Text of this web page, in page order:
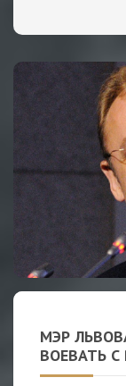
МЭР
ВОЕВАТЬ С